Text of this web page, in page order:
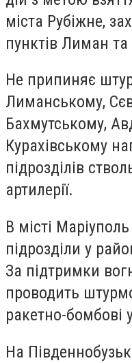
міста Рубіжне,
пунктів Лиман
Не припиняє
Лиманському,
Бахмутському,
Курахівському
підрозділів
артилерії.
В місті
підрозділи у
За підтримки
проводить
ракетно-бомбові
На